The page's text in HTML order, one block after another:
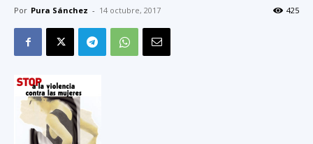
Por Pura Sánchez - 14 octubre, 2017 425